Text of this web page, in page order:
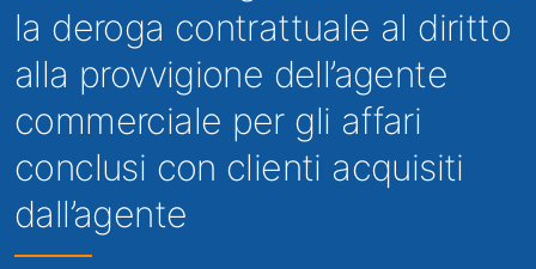
la deroga contrattuale al diritto
alla provvigione dell’agente
commerciale per gli affari
conclusi con clienti acquisiti
dall’agente